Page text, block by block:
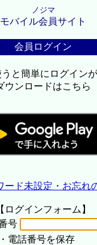
ノジマ
モバイル会員サイト
会員ログイン
と簡単にログイン
ウンロードはこちら
ード未設定・お忘れ
【ログインフォーム】
号
電話番号を保存